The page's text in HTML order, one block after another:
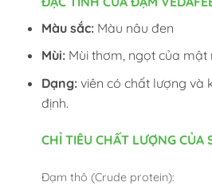
Màu sắc:Màu nâu đen
Mùi: Mùi thơm, ngọt của mật
Dạng:viên có chất lượng và
định.
CHỈ TIÊU CHẤT LƯỢNG CỦA
Đạm thô (Crude protein):